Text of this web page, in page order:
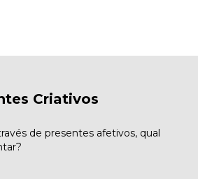
Criativos
de presentes afetivos, qual